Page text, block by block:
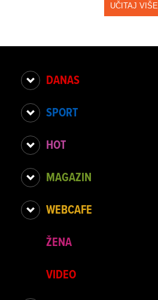
UČITAJ VIŠE
DANAS
SPORT
HOT
MAGAZIN
WEBCAFE
ŽENA
VIDEO